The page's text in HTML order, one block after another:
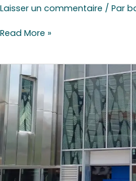
Laisser un commentaire / Par
Read More »
Sheridan
College